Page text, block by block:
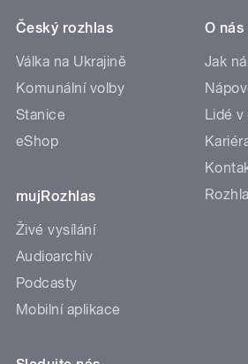
Český rozhlas
Válka na Ukrajině
Komunální volby
Stanice
eShop
mujRozhlas
Živé vysílání
Audioarchiv
Podcasty
Mobilní aplikace
O nás
Jak
Lidé v